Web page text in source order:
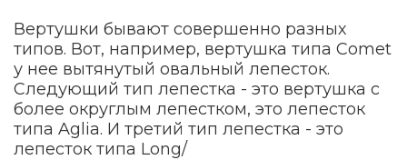
Вертушки бывают совершенно разных
типов. Вот, например, вертушка типа Comet
у нее вытянутый овальный лепесток.
Следующий тип лепестка - это вертушка с
более округлым лепестком, это лепесток
типа Aglia. И третий тип лепестка - это
лепесток типа Long/